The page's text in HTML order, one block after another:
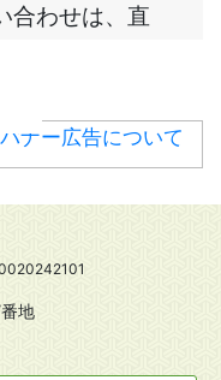
バナー広告について
地